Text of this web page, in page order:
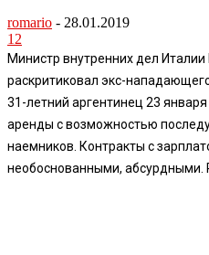
romario - 28.01.2019
12
Министр внутренних дел
раскритиковал экс-
31-летний аргентинец 23
аренды с возможностью
наемников. Контракты с
необоснованными, абсурдными.